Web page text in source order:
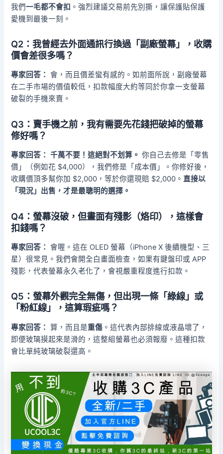
我們一毛都不會扣 。強烈建議交易前先別撕，讓保護貼保護
愛機到最後一刻。
Q2：我曾經去外面通訊行換過「副廠螢幕」，收購
價會差很多嗎？
專家回答： 會，而且價差蠻有感的。如前面所說，副廠螢幕
在二手市場的價值較低，扣款幅度大約等同於你拿一支螢幕
破裂的手機來賣。
Q3：賣手機之前，我有需要先花錢把破掉的螢幕
修好嗎？
專家回答： 千萬不要！這絕對不划算。 你自己去修是「零售
價」（例如花 $4,000），我們修是「成本價」。你修好後，
收購價頂多幫你加 $2,000，等於你還現賠 $2,000。直接以
「現況」出售，才是最聰明的選擇。
Q4：螢幕沒破，但畫面有殘影（烙印），這樣會
扣錢嗎？
專家回答： 會喔。這在 OLED 螢幕（iPhone X 後續機型、三
星）很常見。我們會開全白畫面檢查，如果有鍵盤印或 APP
殘影，代表螢幕永久老化了，會視嚴重程度進行扣款。
Q5：螢幕外觀完全無傷，但出現一條「綠線」或
「粉紅線」，這算瑕疵嗎？
專家回答： 算，而且是重傷 。這代表內部排線或液晶壞了，
即便玻璃摸起來是滑的，這整組螢幕也必須報廢。這種扣款
會比單純玻璃破裂還高。